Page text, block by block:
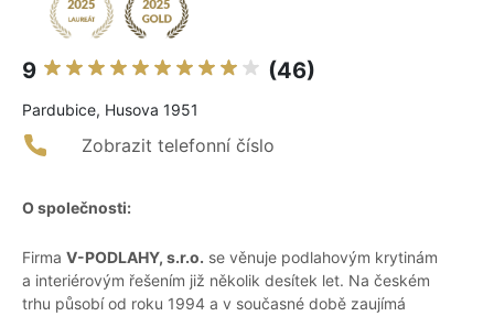
9 (46)
Pardubice, Husova 1951
Zobrazit telefonní číslo
O společnosti:
Firma V-PODLAHY, s.r.o. se věnuje podlahovým krytinám
a interiérovým řešením již několik desítek let. Na českém
trhu působí od roku 1994 a v současné době zaujímá